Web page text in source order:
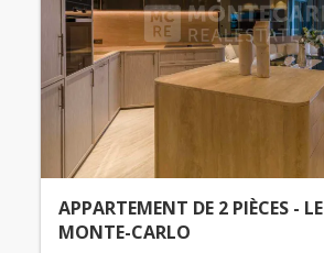
APPARTEMENT DE 2 PIÈCES -
MONTE-CARLO